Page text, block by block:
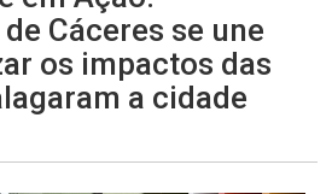
Cáceres se une
os impactos das
a cidade